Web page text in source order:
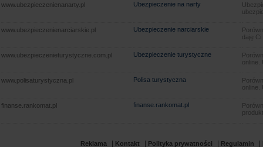
www.ubezpieczenienanarty.pl Ubezpieczenie na narty
www.ubezpieczenienarciarskie.pl Ubezpieczenie narciarskie
daję
www.ubezpieczenieturystyczne.com.pl Ubezpieczenie turystyczne
www.polisaturystyczna.pl Polisa turystyczna
finanse.rankomat.pl finanse.rankomat.pl
Reklama Kontakt Polityka prywatności Regulamin